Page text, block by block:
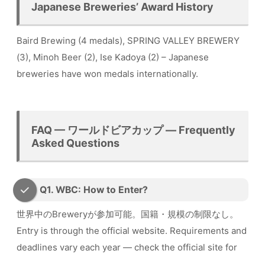
Japanese Breweries’ Award History
Baird Brewing (4 medals), SPRING VALLEY BREWERY
(3), Minoh Beer (2), Ise Kadoya (2) – Japanese
breweries have won medals internationally.
FAQ — ワールドビアカップ — Frequently
Asked Questions
Q1. WBC: How to Enter?
世界中のBreweryが参加可能。国籍・規模の制限なし。
Entry is through the official website. Requirements and
deadlines vary each year — check the official site for